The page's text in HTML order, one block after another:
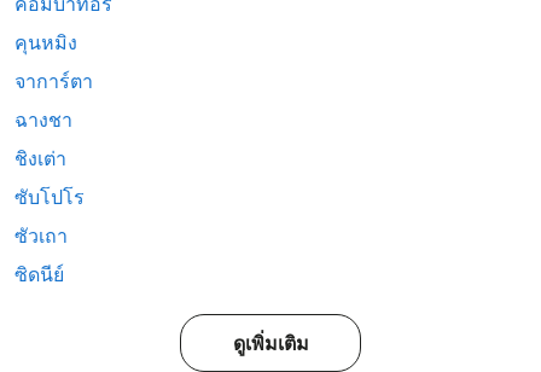
คุนหมิง
จาการ์ตา
ฉางชา
ชิงเต่า
ซับโปโร
ซัวเถา
ซิดนีย์
ดูเพิ่มเติม